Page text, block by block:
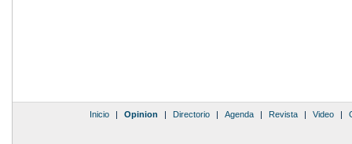
Inicio | Opinion | Directorio | Agenda | Revista | Video |